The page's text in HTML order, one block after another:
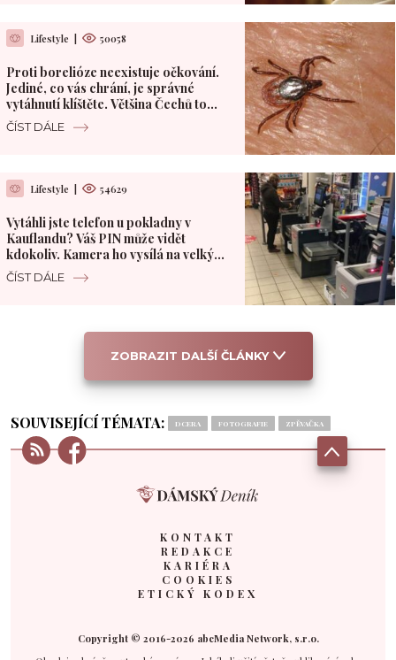
Lifestyle | 50058
Proti borelióze neexistuje očkování.
Jediné, co vás chrání, je správné
vytáhnutí klíštěte. Většina Čechů to
dělá špatně
ČÍST DÁLE
Lifestyle | 54629
Vytáhli jste telefon u pokladny v
Kauflandu? Váš PIN může vidět
kdokoliv. Kamera ho vysílá na velký
monitor
ČÍST DÁLE
ZOBRAZIT DALŠÍ ČLÁNKY
SOUVISEJÍCÍ TÉMATA: DCERA FOTOGRAFIE ZPĚVAČKA
KONTAKT
REDAKCE
KARIÉRA
COOKIES
ETICKÝ KODEX
Copyright © 2016-2026 abcMedia Network, s.r.o.